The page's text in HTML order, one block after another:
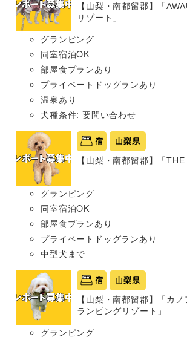
【山梨・南都留郡】「
リゾート」
グランピング
同室宿泊OK
部屋食プランあり
プライベートドッグランあり
温泉あり
犬種条件: 要問い合わせ
宿 山梨県
【山梨・南都留郡】「THE
グランピング
同室宿泊OK
部屋食プランあり
プライベートドッグランあり
中型犬まで
宿 山梨県
【山梨・南都留郡】「カ
ランピングリゾート」
グランピング